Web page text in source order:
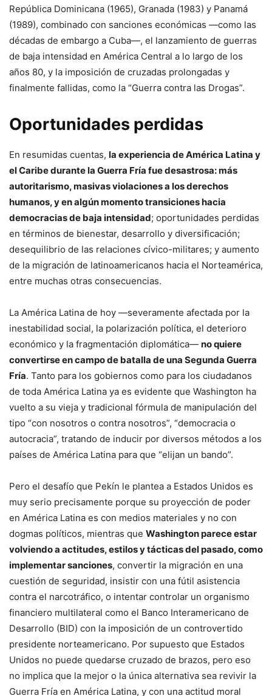
República Dominicana (1965), Granada (1983) y Panamá
(1989), combinado con sanciones económicas —como las
décadas de embargo a Cuba—, el lanzamiento de guerras
de baja intensidad en América Central a lo largo de los
años 80, y la imposición de cruzadas prolongadas y
finalmente fallidas, como la “Guerra contra las Drogas”.
Oportunidades perdidas
En resumidas cuentas, la experiencia de América Latina y
el Caribe durante la Guerra Fría fue desastrosa: más
autoritarismo, masivas violaciones a los derechos
humanos, y en algún momento transiciones hacia
democracias de baja intensidad; oportunidades perdidas
en términos de bienestar, desarrollo y diversificación;
desequilibrio de las relaciones cívico-militares; y aumento
de la migración de latinoamericanos hacia el Norteamérica,
entre muchas otras consecuencias.
La América Latina de hoy —severamente afectada por la
inestabilidad social, la polarización política, el deterioro
económico y la fragmentación diplomática— no quiere
convertirse en campo de batalla de una Segunda Guerra
Fría. Tanto para los gobiernos como para los ciudadanos
de toda América Latina ya es evidente que Washington ha
vuelto a su vieja y tradicional fórmula de manipulación del
tipo “con nosotros o contra nosotros”, “democracia o
autocracia”, tratando de inducir por diversos métodos a los
países de América Latina para que “elijan un bando”.
Pero el desafío que Pekín le plantea a Estados Unidos es
muy serio precisamente porque su proyección de poder
en América Latina es con medios materiales y no con
dogmas políticos, mientras que Washington parece estar
volviendo a actitudes, estilos y tácticas del pasado, como
implementar sanciones, convertir la migración en una
cuestión de seguridad, insistir con una fútil asistencia
contra el narcotráfico, o intentar controlar un organismo
financiero multilateral como el Banco Interamericano de
Desarrollo (BID) con la imposición de un controvertido
presidente norteamericano. Por supuesto que Estados
Unidos no puede quedarse cruzado de brazos, pero eso
no implica que la mejor o la única alternativa sea revivir la
Guerra Fría en América Latina, y con una actitud moral